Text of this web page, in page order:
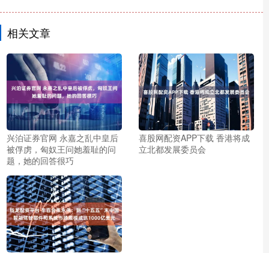
相关文章
兴泊证券官网 永嘉之乱中皇后
被俘虏，匈奴王问她羞耻的问
题，她的回答很巧
喜股网配资APP下载 香港将成
立北都发展委员会